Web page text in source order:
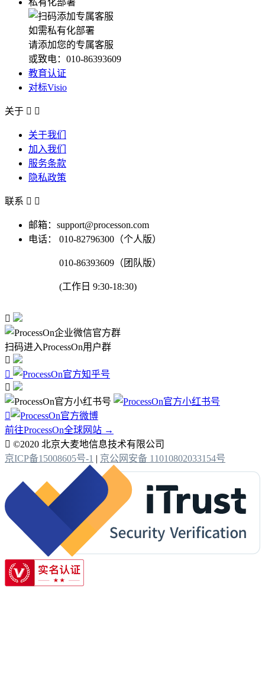
如需私有化部署
请添加您的专属客服
或致电：010-86393609
教育认证
对标Visio
关于  
关于我们
加入我们
服务条款
隐私政策
联系  
邮箱：support@processon.com
电话：
010-82796300（个人版）
010-86393609（团队版）
(工作日 9:30-18:30)

扫码进入ProcessOn用户群




前往ProcessOn全球网站 →
 ©2020 北京大麦地信息技术有限公司
京ICP备15008605号-1 | 京公网安备 11010802033154号